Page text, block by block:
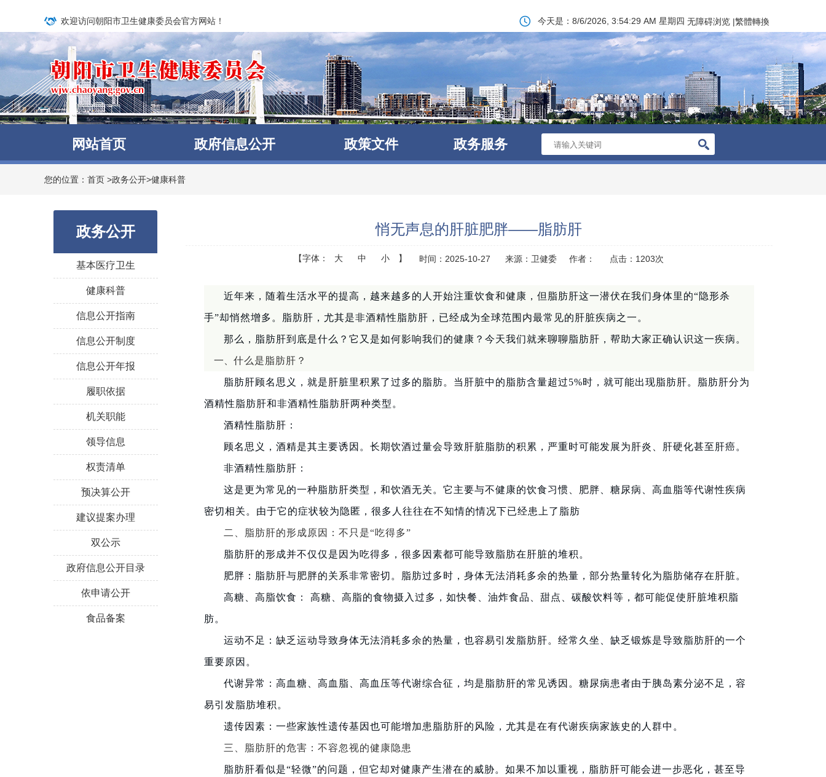
欢迎访问朝阳市卫生健康委员会官方网站！ 今天是： 8/6/2026, 3:54:29 AM 星期四 无障碍浏览 |繁體轉換
网站首页 政府信息公开 政策文件 政务服务
您的位置： 首页 >政务公开>健康科普
政务公开
基本医疗卫生
健康科普
信息公开指南
信息公开制度
信息公开年报
履职依据
机关职能
领导信息
权责清单
预决算公开
建议提案办理
双公示
政府信息公开目录
依申请公开
食品备案
悄无声息的肝脏肥胖——脂肪肝
【字体： 大 中 小 】 时间：2025-10-27 来源：卫健委 作者： 点击： 1203次
近年来，随着生活水平的提高，越来越多的人开始注重饮食和健康，但脂肪肝这一潜伏在我们身体里的“隐形杀
手”却悄然增多。脂肪肝，尤其是非酒精性脂肪肝，已经成为全球范围内最常见的肝脏疾病之一。
那么，脂肪肝到底是什么？它又是如何影响我们的健康？今天我们就来聊聊脂肪肝，帮助大家正确认识这一疾病。
一、 什么是脂肪肝？
脂肪肝顾名思义，就是肝脏里积累了过多的脂肪。当肝脏中的脂肪含量超过5%时，就可能出现脂肪肝。脂肪肝分为
酒精性脂肪肝和非酒精性脂肪肝两种类型。
酒精性脂肪肝：
顾名思义，酒精是其主要诱因。长期饮酒过量会导致肝脏脂肪的积累，严重时可能发展为肝炎、肝硬化甚至肝癌。
非酒精性脂肪肝：
这是更为常见的一种脂肪肝类型，和饮酒无关。它主要与不健康的饮食习惯、肥胖、糖尿病、高血脂等代谢性疾病
密切相关。由于它的症状较为隐匿，很多人往往在不知情的情况下已经患上了脂肪
二、 脂肪肝的形成原因：不只是“吃得多”
脂肪肝的形成并不仅仅是因为吃得多，很多因素都可能导致脂肪在肝脏的堆积。
肥胖：脂肪肝与肥胖的关系非常密切。脂肪过多时，身体无法消耗多余的热量，部分热量转化为脂肪储存在肝脏。
高糖、高脂饮食： 高糖、高脂的食物摄入过多，如快餐、油炸食品、甜点、碳酸饮料等，都可能促使肝脏堆积脂
肪。
运动不足：缺乏运动导致身体无法消耗多余的热量，也容易引发脂肪肝。经常久坐、缺乏锻炼是导致脂肪肝的一个
重要原因。
代谢异常：高血糖、高血脂、高血压等代谢综合征，均是脂肪肝的常见诱因。糖尿病患者由于胰岛素分泌不足，容
易引发脂肪堆积。
遗传因素：一些家族性遗传基因也可能增加患脂肪肝的风险，尤其是在有代谢疾病家族史的人群中。
三、 脂肪肝的危害：不容忽视的健康隐患
脂肪肝看似是“轻微”的问题，但它却对健康产生潜在的威胁。如果不加以重视，脂肪肝可能会进一步恶化，甚至导